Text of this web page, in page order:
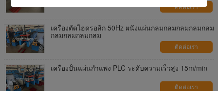
ติดต่อเรา
เครื่องตัดไฮดรอลิก 50Hz ผนังแผ่นกลมกลมกลมกลมกลม
กลมกลมกลมกลม
ติดต่อเรา
เครื่องปั้นแผ่นกําแพง PLC ระดับความเร็วสูง 15m/min
ติดต่อเรา